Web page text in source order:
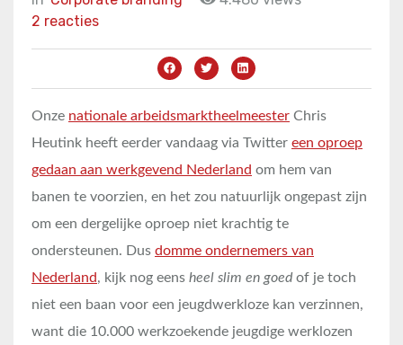
2 reacties
Onze nationale arbeidsmarktheelmeester Chris
Heutink heeft eerder vandaag via Twitter een oproep
gedaan aan werkgevend Nederland om hem van
banen te voorzien, en het zou natuurlijk ongepast zijn
om een dergelijke oproep niet krachtig te
ondersteunen. Dus domme ondernemers van
Nederland, kijk nog eens heel slim en goedof je toch
niet een baan voor een jeugdwerkloze kan verzinnen,
want die 10.000 werkzoekende jeugdige werklozen